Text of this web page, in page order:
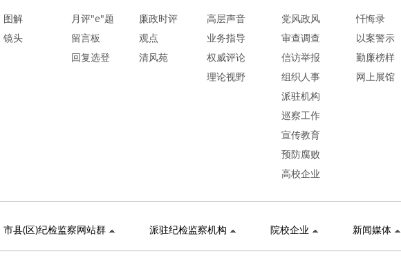
图解
镜头
月评"e"题
留言板
回复选登
廉政时评
观点
清风苑
高层声音
业务指导
权威评论
理论视野
党风政风
审查调查
信访举报
组织人事
派驻机构
巡察工作
宣传教育
预防腐败
高校企业
忏悔录
以案警示
勤廉榜样
网上展馆
市县(区)纪检监察网站群 派驻纪检监察机构 院校企业 新闻媒体